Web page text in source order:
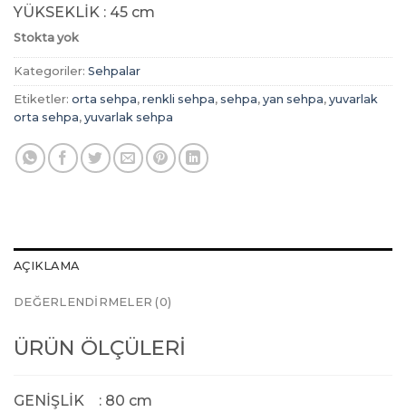
YÜKSEKLİK : 45 cm
Stokta yok
Kategoriler: Sehpalar
Etiketler: orta sehpa, renkli sehpa, sehpa, yan sehpa, yuvarlak
orta sehpa, yuvarlak sehpa
AÇIKLAMA
DEĞERLENDIRMELER (0)
ÜRÜN ÖLÇÜLERİ
GENİŞLİK : 80 cm